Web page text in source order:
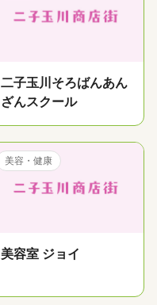
二子玉川そろばんあん
ざんスクール
美容・健康
美容室 ジョイ